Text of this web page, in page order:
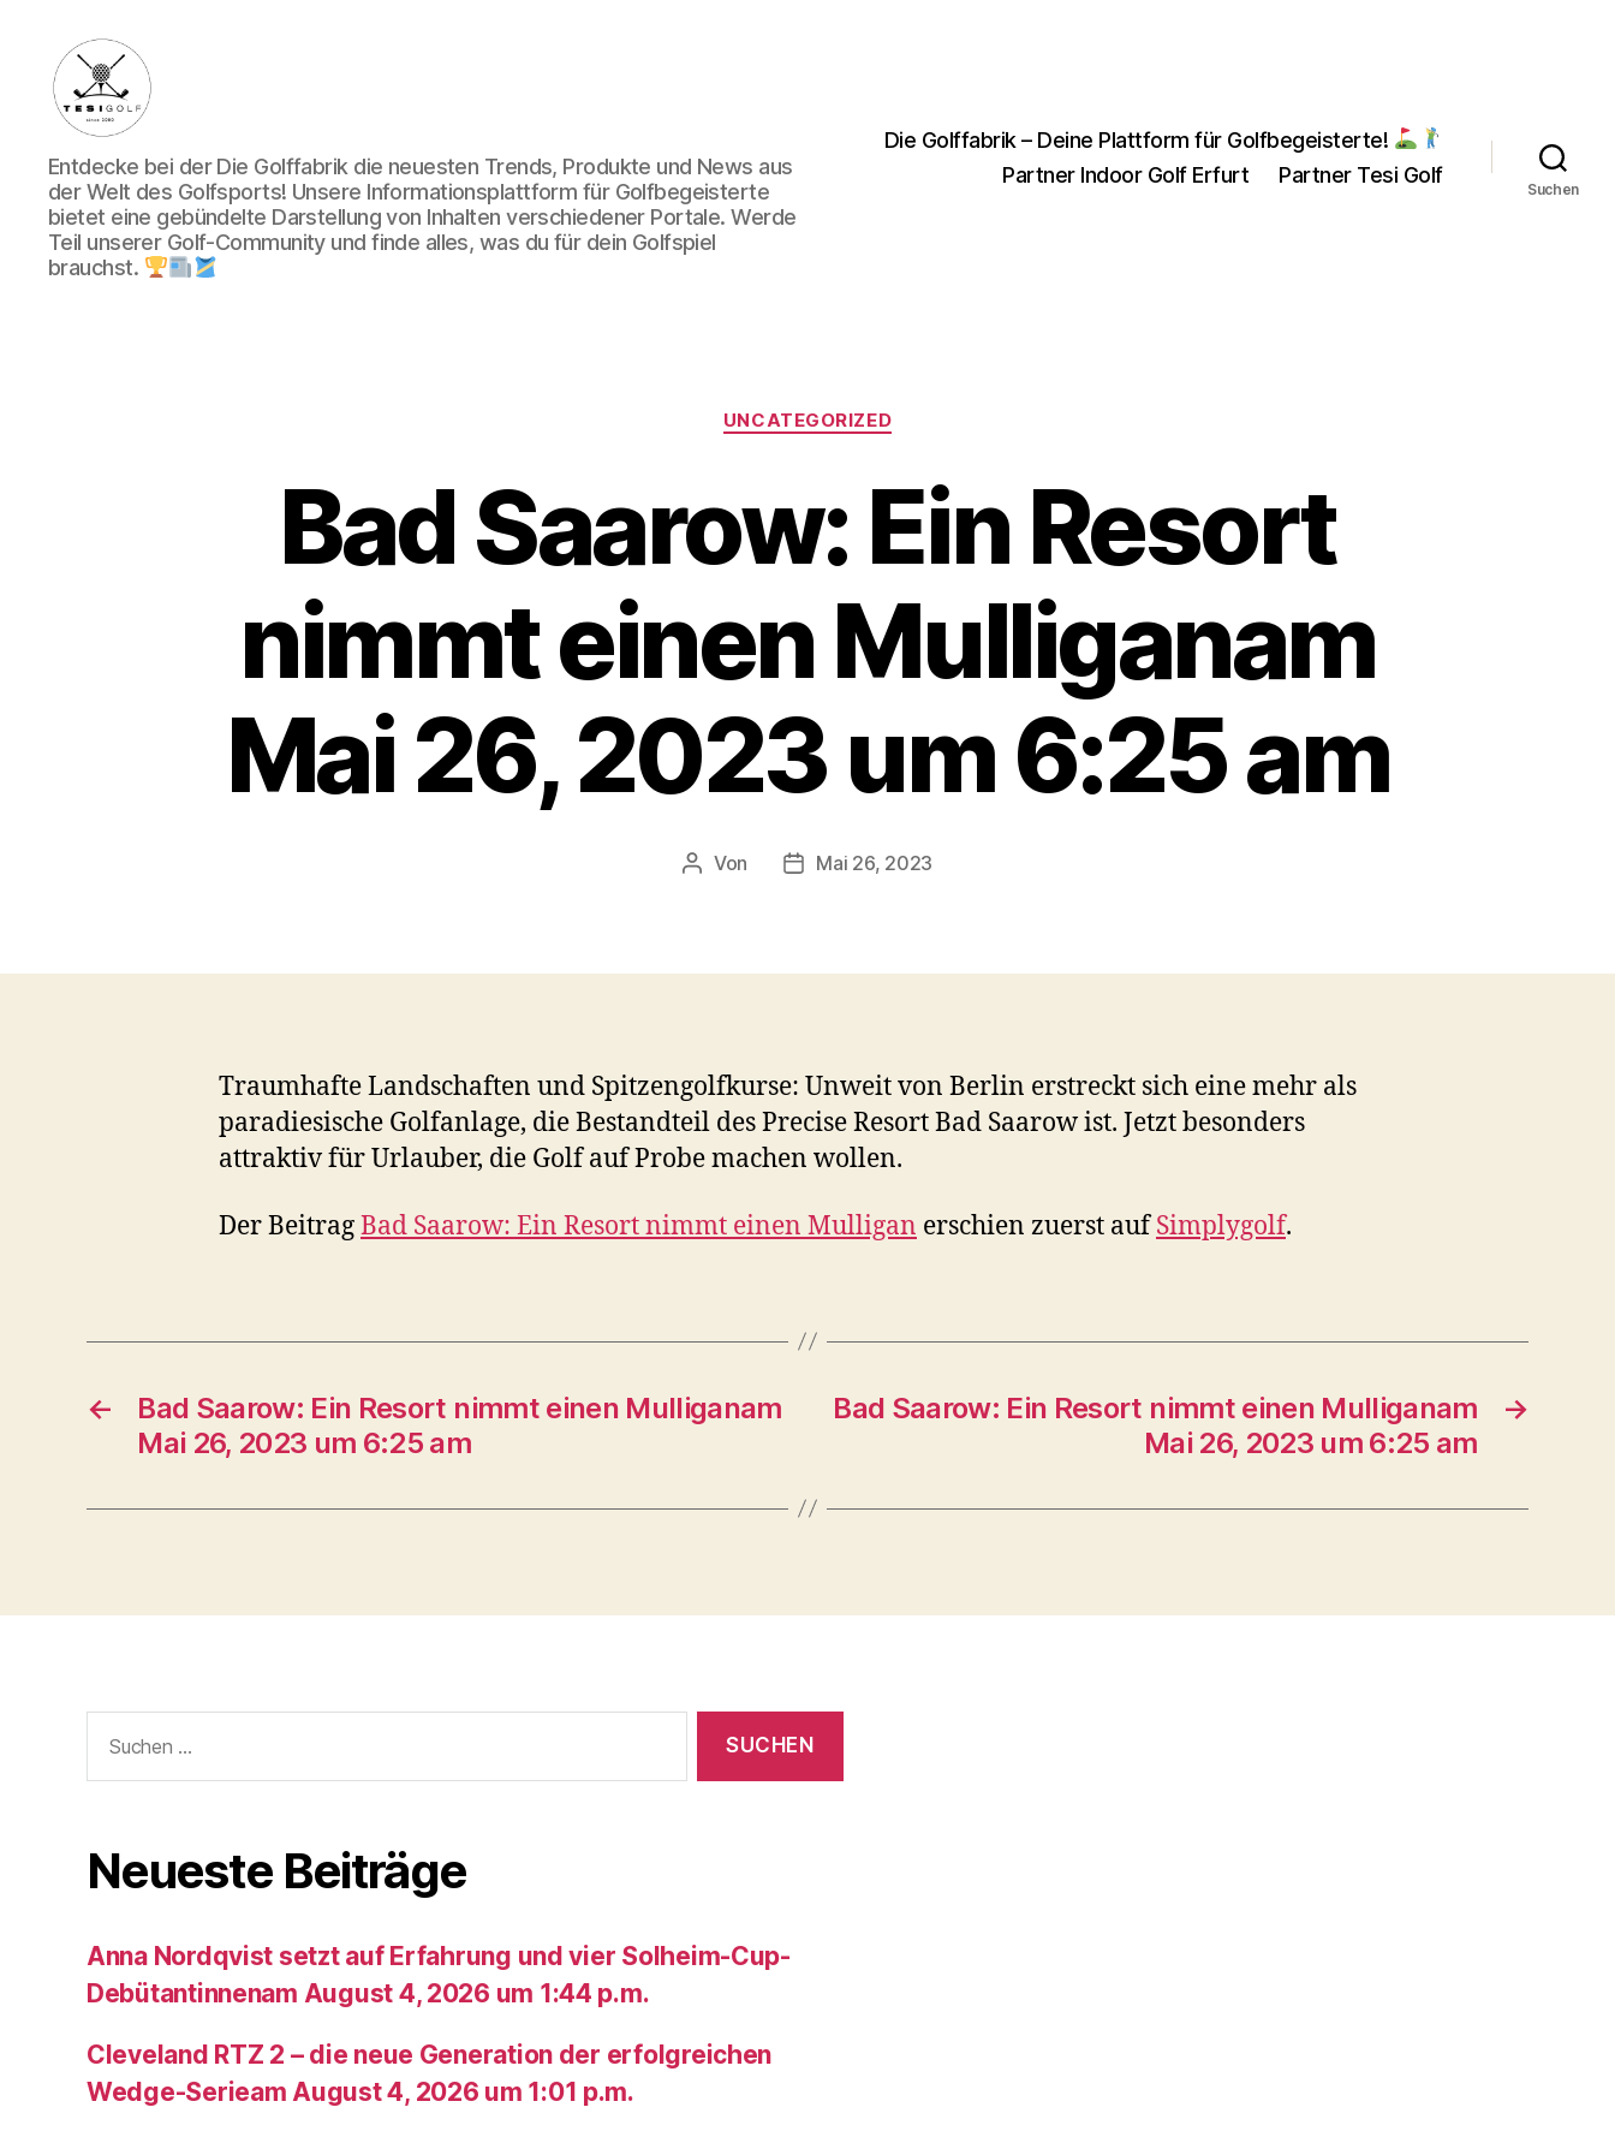
Die
Golffabrik
-
Deine
Plattform
Entdecke bei der Die Golffabrik die neuesten Trends, Produkte und News aus
der Welt des Golfsports! Unsere Informationsplattform für Golfbegeisterte
bietet eine gebündelte Darstellung von Inhalten verschiedener Portale. Werde
Teil unserer Golf-Community und finde alles, was du für dein Golfspiel
brauchst.
Die Golffabrik – Deine Plattform für Golfbegeisterte!
Partner Indoor Golf Erfurt
Partner Tesi Golf
Suchen
Kategorien
UNCATEGORIZED
Bad Saarow: Ein Resort
nimmt einen Mulliganam
Mai 26, 2023 um 6:25 am
Beitragsautor
Von Veröffentlichungsdatum
Mai 26, 2023
Traumhafte Landschaften und Spitzengolfkurse: Unweit von Berlin erstreckt sich eine mehr als
paradiesische Golfanlage, die Bestandteil des Precise Resort Bad Saarow ist. Jetzt besonders
attraktiv für Urlauber, die Golf auf Probe machen wollen.
Der BeitragBad Saarow: Ein Resort nimmt einen Mulligan erschien zuerst aufSimplygolf.
←
Bad Saarow: Ein Resort nimmt einen Mulliganam
Mai 26, 2023 um 6:25 am
→
Bad Saarow: Ein Resort nimmt einen Mulliganam
Mai 26, 2023 um 6:25 am
nach:
Neueste Beiträge
Anna Nordqvist setzt auf Erfahrung und vier Solheim-Cup-
Debütantinnenam August 4, 2026 um 1:44 p.m.
Cleveland RTZ 2 – die neue Generation der erfolgreichen
Wedge-Serieam August 4, 2026 um 1:01 p.m.